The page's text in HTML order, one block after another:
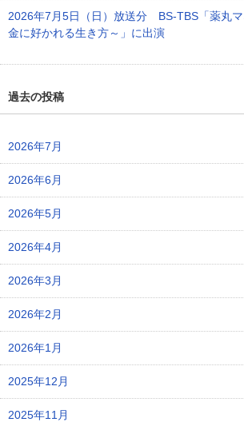
2026年7月5日（日）放送分 BS-TBS「薬丸
金に好かれる生き方～」に出演
過去の投稿
2026年7月
2026年6月
2026年5月
2026年4月
2026年3月
2026年2月
2026年1月
2025年12月
2025年11月